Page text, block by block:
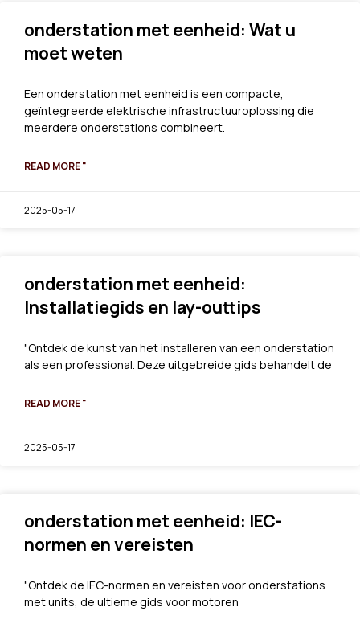
onderstation met eenheid: Wat u
moet weten
Een onderstation met eenheid is een compacte,
geïntegreerde elektrische infrastructuuroplossing die
meerdere onderstations combineert.
READ MORE "
2025-05-17
onderstation met eenheid:
Installatiegids en lay-outtips
"Ontdek de kunst van het installeren van een onderstation
als een professional. Deze uitgebreide gids behandelt de
READ MORE "
2025-05-17
onderstation met eenheid: IEC-
normen en vereisten
"Ontdek de IEC-normen en vereisten voor onderstations
met units, de ultieme gids voor motoren